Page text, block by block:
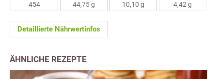
454
44,75 g
10,10 g
4,42 g
Detaillierte Nährwertinfos
ÄHNLICHE REZEPTE